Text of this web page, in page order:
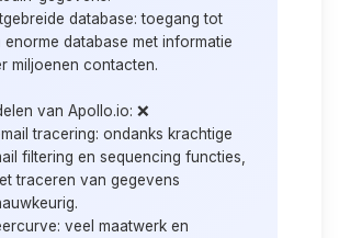
database:toegang tot
enorme database met informatie
miljoenen contacten.
van Apollo.io: ❌
mail tracering: ondanks krachtige
filtering en sequencing functies,
traceren van gegevens
veel maatwerk en